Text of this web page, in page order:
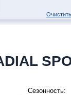
Сезонность: